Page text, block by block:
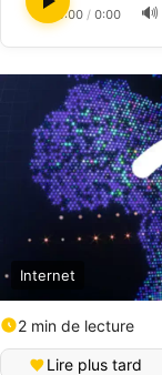
0:00 / 0:00 🔊
Internet
2 min de lecture
Lire plus tard